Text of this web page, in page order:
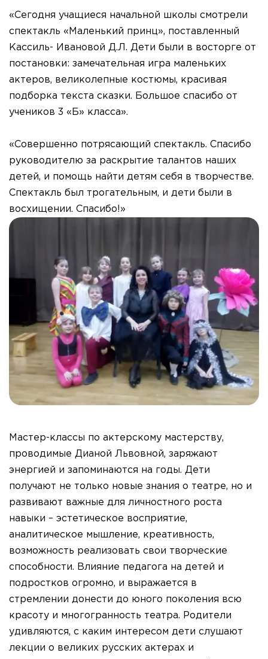
«Сегодня учащиеся начальной школы смотрели
спектакль «Маленький принц», поставленный
Кассиль- Ивановой Д.Л. Дети были в восторге от
постановки: замечательная игра маленьких
актеров, великолепные костюмы, красивая
подборка текста сказки. Большое спасибо от
учеников 3 «Б» класса».
«Совершенно потрясающий спектакль. Спасибо
руководителю за раскрытие талантов наших
детей, и помощь найти детям себя в творчестве.
Спектакль был трогательным, и дети были в
восхищении. Спасибо!»
Мастер-классы по актерскому мастерству,
проводимые Дианой Львовной, заряжают
энергией и запоминаются на годы. Дети
получают не только новые знания о театре, но и
развивают важные для личностного роста
навыки – эстетическое восприятие,
аналитическое мышление, креативность,
возможность реализовать свои творческие
способности. Влияние педагога на детей и
подростков огромно, и выражается в
стремлении донести до юного поколения всю
красоту и многогранность театра. Родители
удивляются, с каким интересом дети слушают
лекции о великих русских актерах и